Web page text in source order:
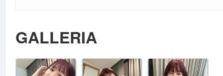
GALLERIA